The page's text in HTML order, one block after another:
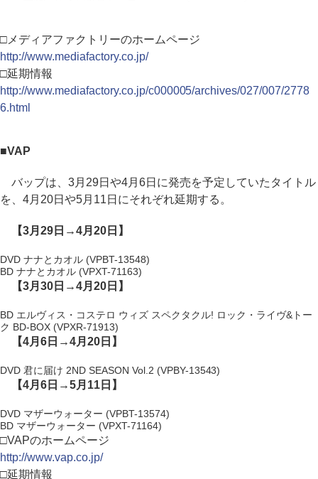
□メディアファクトリーのホームページ
http://www.mediafactory.co.jp/
□延期情報
http://www.mediafactory.co.jp/c000005/archives/027/007/2778
6.html
■VAP
バップは、3月29日や4月6日に発売を予定していたタイトル
を、4月20日や5月11日にそれぞれ延期する。
【3月29日→4月20日】
DVD ナナとカオル (VPBT-13548)
BD ナナとカオル (VPXT-71163)
【3月30日→4月20日】
BD エルヴィス・コステロ ウィズ スペクタクル! ロック・ライヴ&トー
ク BD-BOX (VPXR-71913)
【4月6日→4月20日】
DVD 君に届け 2ND SEASON Vol.2 (VPBY-13543)
【4月6日→5月11日】
DVD マザーウォーター (VPBT-13574)
BD マザーウォーター (VPXT-71164)
□VAPのホームページ
http://www.vap.co.jp/
□延期情報